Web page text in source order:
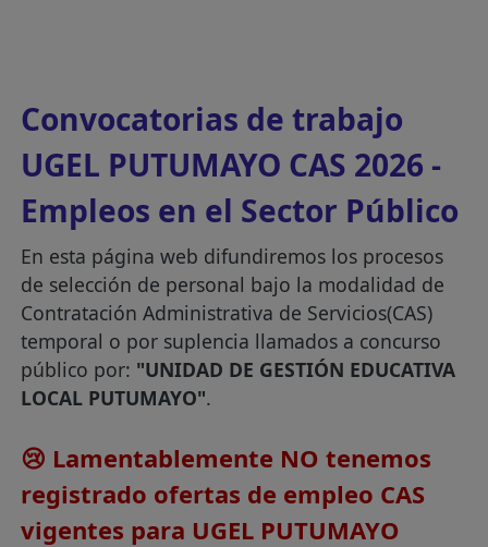
Convocatorias de trabajo
UGEL PUTUMAYO CAS 2026 -
Empleos en el Sector Público
En esta página web difundiremos los procesos
de selección de personal bajo la modalidad de
Contratación Administrativa de Servicios(CAS)
temporal o por suplencia llamados a concurso
público por: "UNIDAD DE GESTIÓN EDUCATIVA
LOCAL PUTUMAYO".
😢 Lamentablemente NO tenemos
registrado ofertas de empleo CAS
vigentes para UGEL PUTUMAYO